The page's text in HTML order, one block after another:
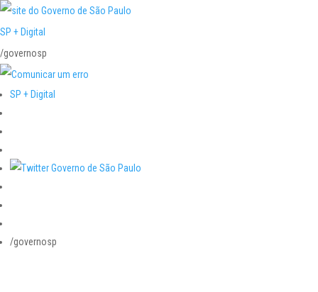
SP + Digital
/governosp
SP + Digital
/governosp